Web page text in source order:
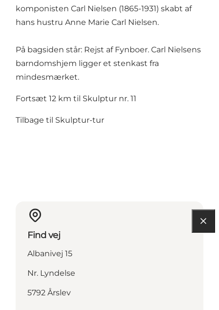
komponisten Carl Nielsen (1865-1931) skabt af
hans hustru Anne Marie Carl Nielsen.
På bagsiden står: Rejst af Fynboer. Carl Nielsens
barndomshjem ligger et stenkast fra
mindesmærket.
Fortsæt 12 km til Skulptur nr. 11
Tilbage til Skulptur-tur
Find vej
Albanivej 15
Nr. Lyndelse
5792 Årslev